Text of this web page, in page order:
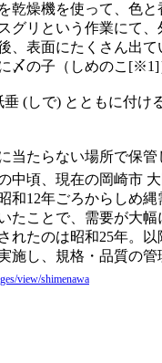
乾燥機を使って、色と
グリという作業にて
、表面にたくさん出
〆の子（しめのこ[※1]
(しで) とともに付け
当たらない場所で保
中頃、現在の岡崎市
和12年ごろからしめ
たことで、需要が大
れたのは昭和25年。
施し、規格・品質の管
view/shimenawa